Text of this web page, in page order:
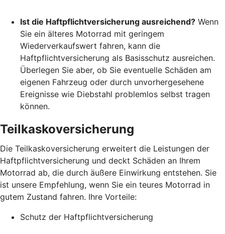
Ist die Haftpflichtversicherung ausreichend? Wenn
Sie ein älteres Motorrad mit geringem
Wiederverkaufswert fahren, kann die
Haftpflichtversicherung als Basisschutz ausreichen.
Überlegen Sie aber, ob Sie eventuelle Schäden am
eigenen Fahrzeug oder durch unvorhergesehene
Ereignisse wie Diebstahl problemlos selbst tragen
können.
Teilkaskoversicherung
Die Teilkaskoversicherung erweitert die Leistungen der
Haftpflichtversicherung und deckt Schäden an Ihrem
Motorrad ab, die durch äußere Einwirkung entstehen. Sie
ist unsere Empfehlung, wenn Sie ein teures Motorrad in
gutem Zustand fahren. Ihre Vorteile:
Schutz der Haftpflichtversicherung